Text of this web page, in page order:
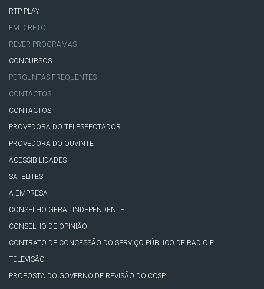
RTP PLAY
EM DIRETO
REVER PROGRAMAS
CONCURSOS
PERGUNTAS FREQUENTES
CONTACTOS
CONTACTOS
PROVEDORA DO TELESPECTADOR
PROVEDORA DO OUVINTE
ACESSIBILIDADES
SATÉLITES
A EMPRESA
CONSELHO GERAL INDEPENDENTE
CONSELHO DE OPINIÃO
CONTRATO DE CONCESSÃO DO SERVIÇO PÚBLICO DE RÁDIO E
TELEVISÃO
PROPOSTA DO GOVERNO DE REVISÃO DO CCSP